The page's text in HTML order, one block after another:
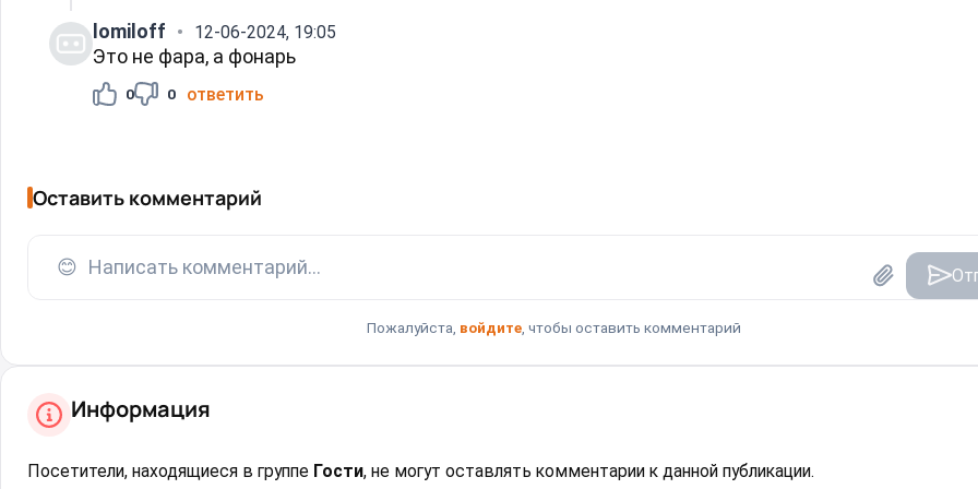
lomiloff 12-06-2024, 19:05
Это не фара, а фонарь
0 0 ответить
Оставить комментарий
😊 Написать комментарий...
Пожалуйста, войдите, чтобы оставить комментарий
Информация
Посетители, находящиеся в группе Гости, не могут оставлять комментарии к данной публикации.